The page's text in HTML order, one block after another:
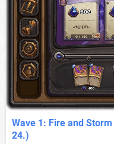
Wave 1: Fire and
24.)